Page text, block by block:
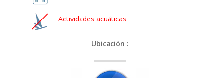
Actividades acuáticas
Ubicación :